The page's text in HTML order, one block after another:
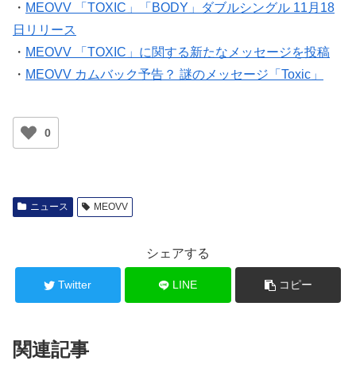
・ MEOVV 「TOXIC」「BODY」ダブルシングル 11月18
日リリース
・ MEOVV 「TOXIC」に関する新たなメッセージを投稿
・ MEOVV カムバック予告？ 謎のメッセージ「Toxic」
0
ニュース MEOVV
シェアする
Twitter LINE コピー
関連記事